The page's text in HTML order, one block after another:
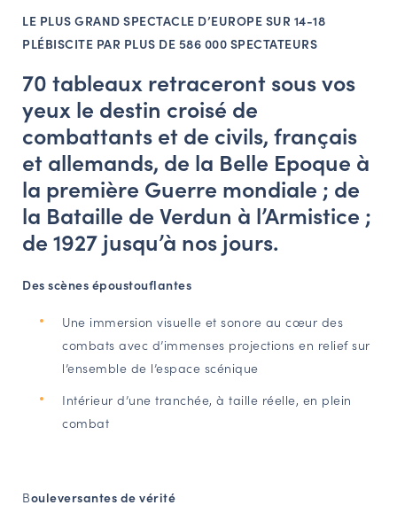
NAVIGATION FILTRÉE « ACTEURS »
PORTAIL CULTURE
Comité d'Histoire Régionale
Service Inventaire et Patrimoines de la Région Grand Est
VOUS ÊTES…
Amateurs d’histoire et de patrimoine
Étudiants & chercheurs
LE PLUS GRAND SPECTACLE D’EUROPE SUR 14-18
PLÉBISCITE PAR PLUS DE 586 000 SPECTATEURS
70 tableaux retraceront sous vos
yeux le destin croisé de
combattants et de civils, français
et allemands, de la Belle Epoque à
la première Guerre mondiale ; de
la Bataille de Verdun à l’Armistice ;
de 1927 jusqu’à nos jours.
Des scènes époustouflantes
Une immersion visuelle et sonore au cœur des
combats avec d’immenses projections en relief sur
l’ensemble de l’espace scénique
Intérieur d’une tranchée, à taille réelle, en plein
combat
Bouleversantes de vérité